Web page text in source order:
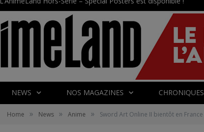
NEWS NOS MAGAZINES CHRONIQUES
Home » News » Anime » Sword Art Online II bientôt en France